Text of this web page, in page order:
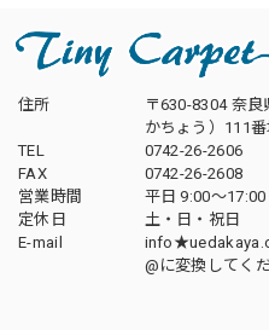
住所
〒630-8304 奈
かちょう）111
TEL
0742-26-2606
FAX
0742-26-2608
営業時間
平日 9:00～17:00
定休日
土・日・祝日
E-mail
@に変換してく